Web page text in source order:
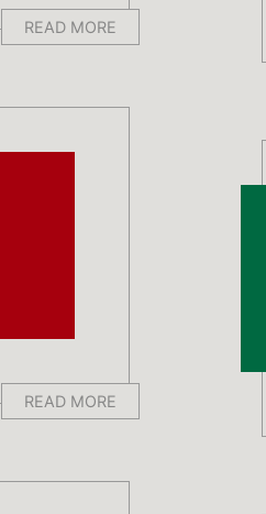
READ MORE
READ MORE